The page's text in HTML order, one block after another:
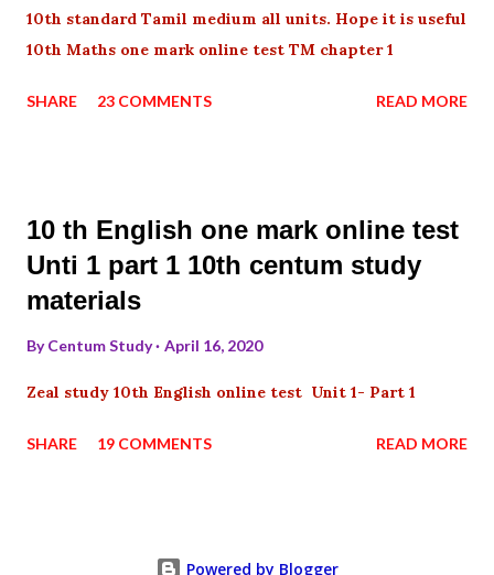
10th standard Tamil medium all units. Hope it is useful
10th Maths one mark online test TM chapter 1
SHARE 23 COMMENTS READ MORE
10 th English one mark online test
Unti 1 part 1 10th centum study
materials
ByCentum Study April 16, 2020
Zeal study 10th English online test Unit 1- Part 1
SHARE 19 COMMENTS READ MORE
Powered by Blogger